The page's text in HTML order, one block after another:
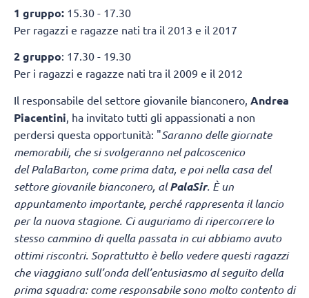
1 gruppo: 15.30 - 17.30
Per ragazzi e ragazze nati tra il 2013 e il 2017
2 gruppo: 17.30 - 19.30
Per i ragazzi e ragazze nati tra il 2009 e il 2012
Il responsabile del settore giovanile bianconero, Andrea
Piacentini , ha invitato tutti gli appassionati a non
perdersi questa opportunità: "Saranno delle giornate
memorabili, che si svolgeranno nel palcoscenico
del PalaBarton, come prima data, e poi nella casa del
settore giovanile bianconero, alPalaSir. È un
appuntamento importante, perché rappresenta il lancio
per la nuova stagione. Ci auguriamo di ripercorrere lo
stesso cammino di quella passata in cui abbiamo avuto
ottimi riscontri. Soprattutto è bello vedere questi ragazzi
che viaggiano sull’onda dell’entusiasmo al seguito della
prima squadra: come responsabile sono molto contento di